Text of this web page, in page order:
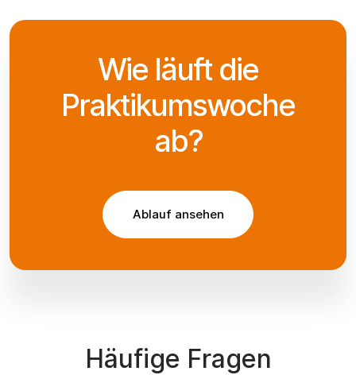
Wie läuft die
Praktikumswoche
ab?
Ablauf ansehen
Häufige Fragen